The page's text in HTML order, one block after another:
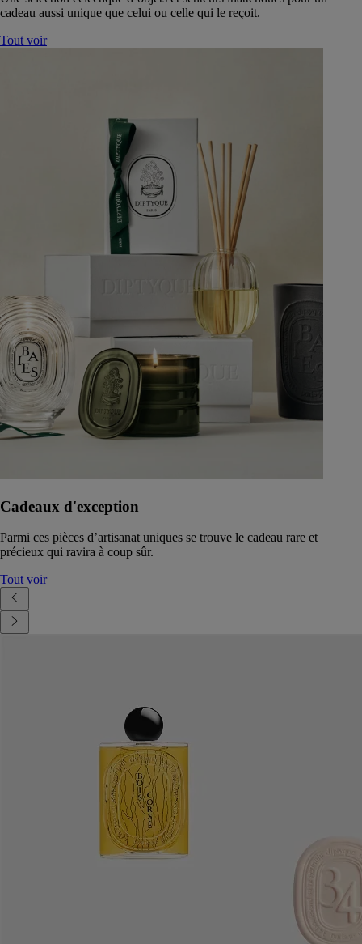
cadeau aussi unique que celui ou celle qui le reçoit.
Tout voir
Cadeaux d'exception
Parmi ces pièces d’artisanat uniques se trouve le cadeau rare et
précieux qui ravira à coup sûr.
Tout voir